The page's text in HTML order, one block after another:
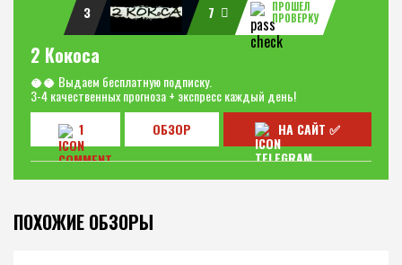
3 7
ПРОШЕЛ
ПРОВЕРКУ
2 Кокоса
🥥🥥 Выдаем бесплатную подписку.
3-4 качественных прогноза + экспресс каждый день!
1
ОБЗОР НА САЙТ ✅
ПОХОЖИЕ ОБЗОРЫ